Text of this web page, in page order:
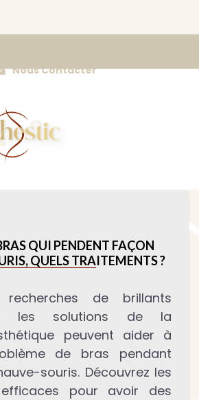
Nous Contacter
QUI PENDENT FAÇON
QUELS TRAITEMENTS ?
de brillants
les solutions de la
peuvent aider à
de bras pendant
souris. Découvrez les
pour avoir des